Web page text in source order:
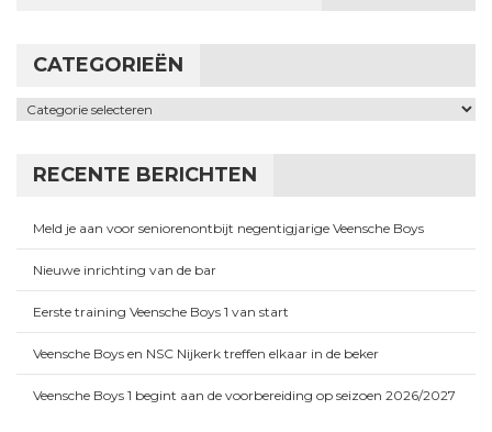
CATEGORIEËN
Categorieën
RECENTE BERICHTEN
Meld je aan voor seniorenontbijt negentigjarige Veensche Boys
Nieuwe inrichting van de bar
Eerste training Veensche Boys 1 van start
Veensche Boys en NSC Nijkerk treffen elkaar in de beker
Veensche Boys 1 begint aan de voorbereiding op seizoen 2026/2027